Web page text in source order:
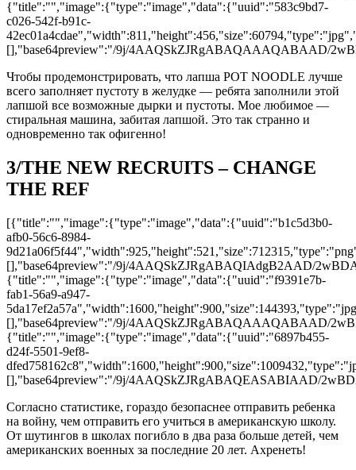
{"title":"","image":{"type":"image","data":{"uuid":"583c9bd7-
c026-542f-b91c-
[],"base64preview":"/9j/4AAQSkZJRgABAQAAAQABAAD/
Чтобы продемонстрировать, что лапша POT NOODLE лучше
всего заполняет пустоту в желудке — ребята заполнили этой
лапшой все возможные дырки и пустоты. Мое любимое —
стиральная машина, забитая лапшой. Это так странно и
одновременно так офигенно!
3/THE NEW RECRUITS – CHANGE
THE REF
[{"title":"","image":{"type":"image","data":{"uuid":"b1c5d3b0-
afb0-56c6-8984-
[],"base64preview":"/9j/4AAQSkZJRgABAQIAdgB2AAD/
{"title":"","image":{"type":"image","data":{"uuid":"f9391e7b-
fab1-56a9-a947-
[],"base64preview":"/9j/4AAQSkZJRgABAQAAAQABAAD/
{"title":"","image":{"type":"image","data":{"uuid":"6897b455-
d24f-5501-9ef8-
[],"base64preview":"/9j/4AAQSkZJRgABAQEASABIAAD/
Согласно статистике, гораздо безопаснее отправить ребенка
на войну, чем отправить его учиться в американскую школу.
От шутингов в школах погибло в два раза больше детей, чем
американских военных за последние 20 лет. Ахренеть!